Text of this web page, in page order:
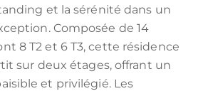
et la sérénité dans un
Composée de 14
8 T2 et 6 T3, cette résidence
sur deux étages, offrant un
et privilégié. Les